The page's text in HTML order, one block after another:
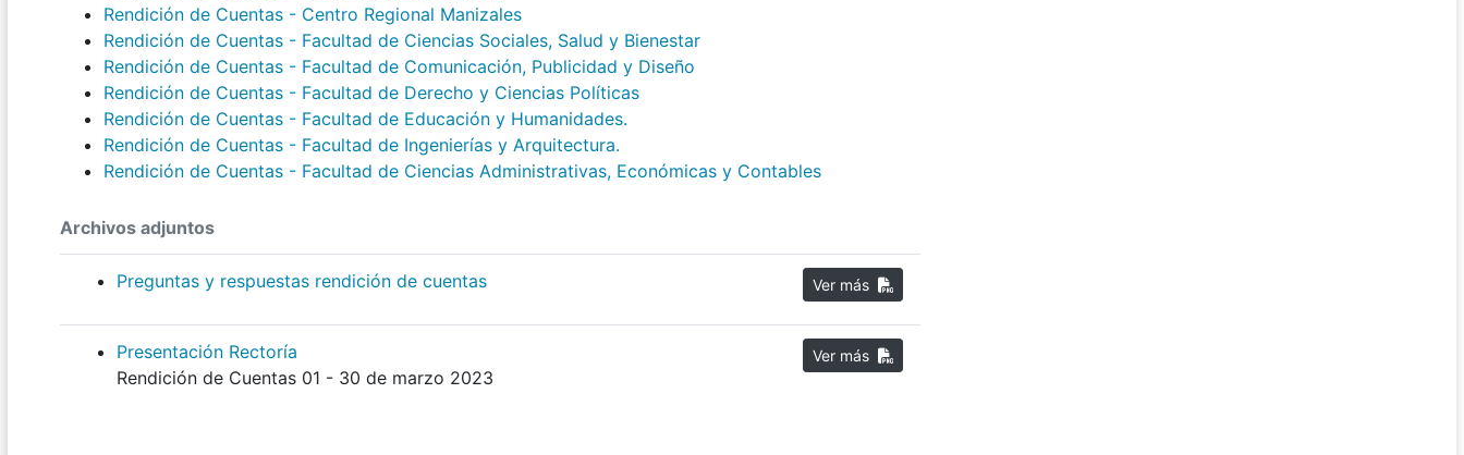
Rendición de Cuentas - Centro Regional Manizales
Rendición de Cuentas - Facultad de Ciencias Sociales, Salud y Bienestar
Rendición de Cuentas - Facultad de Comunicación, Publicidad y Diseño
Rendición de Cuentas - Facultad de Derecho y Ciencias Políticas
Rendición de Cuentas - Facultad de Educación y Humanidades.
Rendición de Cuentas - Facultad de Ingenierías y Arquitectura.
Rendición de Cuentas - Facultad de Ciencias Administrativas, Económicas y Contables
Archivos adjuntos
Preguntas y respuestas rendición de cuentas
Presentación Rectoría
Rendición de Cuentas 01 - 30 de marzo 2023